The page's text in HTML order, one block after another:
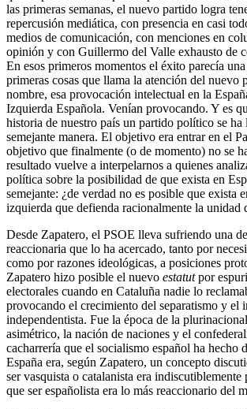
las primeras semanas, el nuevo partido logra
repercusión mediática, con presencia en casi
medios de comunicación, con menciones en
opinión y con Guillermo del Valle exhausto de
En esos primeros momentos el éxito parecía
primeras cosas que llama la atención del nuevo
nombre, esa provocación intelectual en la
Izquierda Española. Venían provocando. Y es
historia de nuestro país un partido político se ha
semejante manera. El objetivo era entrar en el
objetivo que finalmente (o de momento) no se
resultado vuelve a interpelarnos a quienes
política sobre la posibilidad de que exista en
semejante: ¿de verdad no es posible que exista
izquierda que defienda racionalmente la unidad
Desde Zapatero, el PSOE lleva sufriendo una
reaccionaria que lo ha acercado, tanto por
como por razones ideológicas, a posiciones
Zapatero hizo posible el nuevo estatutpor
electorales cuando en Cataluña nadie lo
provocando el crecimiento del separatismo y el
independentista. Fue la época de la
asimétrico, la nación de naciones y el
cacharrería que el socialismo español ha hecho
España era, según Zapatero, un concepto
ser vasquista o catalanista era indiscutiblemente
que ser españolista era lo más reaccionario del